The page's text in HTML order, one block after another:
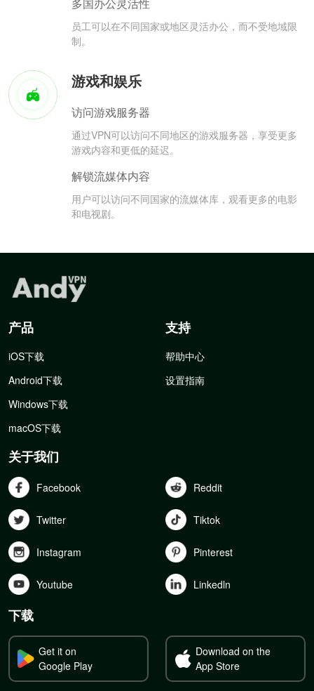
多国办公灵活性
员工可以在不同国家或地区灵活办公，而不受地域限
制。
游戏和娱乐
访问游戏服务器
通过VPN可以访问不同地区的游戏服务器，享受更多
游戏内容和更低的延迟。
解锁流媒体内容
用户可以访问不同国家的流媒体库，观看更多的电影
和电视剧。
产品
iOS下载
Android下载
Windows下载
macOS下载
支持
帮助中心
设置指南
关于我们
Facebook Reddit
Twitter Tiktok
Instagram Pinterest
Youtube Linkedln
下载
Get it on
Google Play
Download on the
App Store